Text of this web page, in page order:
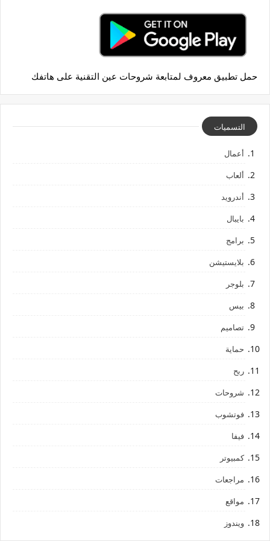
حمل تطبيق معروف لمتابعة شروحات عين التقنية على هاتفك
التسميات
أعمال
ألعاب
أندرويد
بايبال
برامج
بلايستيشن
بلوجر
بيس
تصاميم
حماية
ربح
شروحات
فوتشوب
فيفا
كمبيوتر
مراجعات
مواقع
ويندوز